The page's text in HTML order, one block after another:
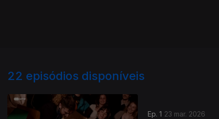
22 episódios disponíveis
Ep. 1 23 mar. 2026